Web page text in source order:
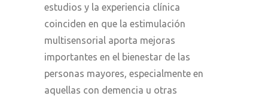
estudios y la experiencia clínica
coinciden en que la estimulación
multisensorial aporta mejoras
importantes en el bienestar de las
personas mayores, especialmente en
aquellas con demencia u otras